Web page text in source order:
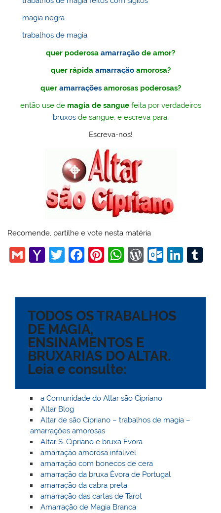
magia negra
trabalhos de magia
quer poderosa amarração de amor?
quer rápida amarraçãoamorosa?
quer amarraçõesamorosas poderosas?
então use de magia de sanguefeita por verdadeiros
bruxosde sangue, e escreva para:
Escreva-nos!
Recomende, partilhe e vote nesta matéria
G
l
Y
o
o
M
ai
l
T
er
F
e
b
o
o
k
Pi
e
st
W
s
A
p
p
W
Pr
e
O
o
k.
o
m
Li
e bl
TODOS OS TRABALHOS
DE MAGIA,
ENSINAMENTOS E
BRUXARIAS DO ALTAR.
Leia e consulte:
a Comunidade do Altar são Cipriano
Altar Blog
Altar de são Cipriano – trabalhos de magia –
amarrações amorosas
Altar S. Cipriano e bruxa Évora
amarração amorosa infalível
amarração com bonecos de cera
amarração da bruxa Évora de Portugal
amarração da cabra preta
amarração das cartas de Tarot
Amarração de Magia Branca